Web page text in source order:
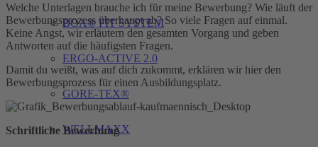
BOA® FIT SYSTEM
ERGO-ACTIVE 2.0
GORE-TEX®
WELLMAXX
Welche Unterlagen brauche ich für meine Bewerbung? Wie läuft der
Bewerbungsprozess überhaupt ab? So viele Fragen auf einmal.
Keine Angst, wir erläutern den gesamten Vorgang und geben
Antworten auf die häufigsten Fragen.
Damit du weißt, was auf dich zukommt, erklären wir hier den
Bewerbungsprozess für einen Ausbildungsplatz.
Schriftliche Bewerbung